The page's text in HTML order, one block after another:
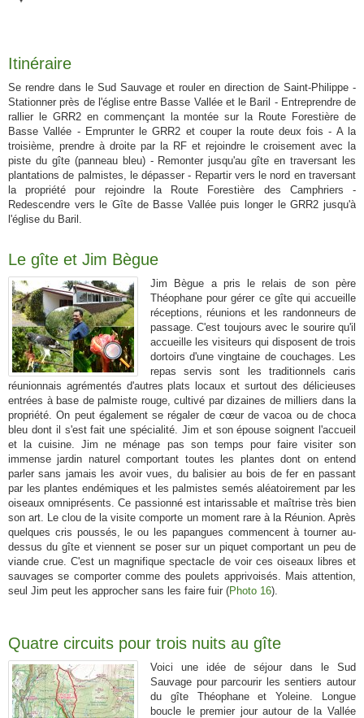
Itinéraire
Se rendre dans le Sud Sauvage et rouler en direction de Saint-Philippe -
Stationner près de l'église entre Basse Vallée et le Baril - Entreprendre de
rallier le GRR2 en commençant la montée sur la Route Forestière de
Basse Vallée - Emprunter le GRR2 et couper la route deux fois - A la
troisième, prendre à droite par la RF et rejoindre le croisement avec la
piste du gîte (panneau bleu) - Remonter jusqu'au gîte en traversant les
plantations de palmistes, le dépasser - Repartir vers le nord en traversant
la propriété pour rejoindre la Route Forestière des Camphriers -
Redescendre vers le Gîte de Basse Vallée puis longer le GRR2 jusqu'à
l'église du Baril.
Le gîte et Jim Bègue
Jim Bègue a pris le relais de son père
Théophane pour gérer ce gîte qui accueille
réceptions, réunions et les randonneurs de
passage. C'est toujours avec le sourire qu'il
accueille les visiteurs qui disposent de trois
dortoirs d'une vingtaine de couchages. Les
repas servis sont les traditionnels caris
réunionnais agrémentés d'autres plats locaux et surtout des délicieuses
entrées à base de palmiste rouge, cultivé par dizaines de milliers dans la
propriété. On peut également se régaler de cœur de vacoa ou de choca
bleu dont il s'est fait une spécialité. Jim et son épouse soignent l'accueil
et la cuisine. Jim ne ménage pas son temps pour faire visiter son
immense jardin naturel comportant toutes les plantes dont on entend
parler sans jamais les avoir vues, du balisier au bois de fer en passant
par les plantes endémiques et les palmistes semés aléatoirement par les
oiseaux omniprésents. Ce passionné est intarissable et maîtrise très bien
son art. Le clou de la visite comporte un moment rare à la Réunion. Après
quelques cris poussés, le ou les papangues commencent à tourner au-
dessus du gîte et viennent se poser sur un piquet comportant un peu de
viande crue. C'est un magnifique spectacle de voir ces oiseaux libres et
sauvages se comporter comme des poulets apprivoisés. Mais attention,
seul Jim peut les approcher sans les faire fuir (Photo 16).
Quatre circuits pour trois nuits au gîte
Voici une idée de séjour dans le Sud
Sauvage pour parcourir les sentiers autour
du gîte Théophane et Yoleine. Longue
boucle le premier jour autour de la Vallée